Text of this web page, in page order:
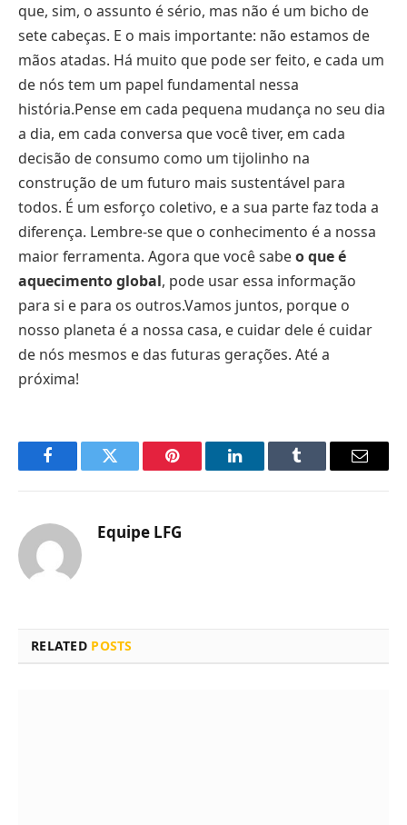
que, sim, o assunto é sério, mas não é um bicho de
sete cabeças. E o mais importante: não estamos de
mãos atadas. Há muito que pode ser feito, e cada um
de nós tem um papel fundamental nessa
história.Pense em cada pequena mudança no seu dia
a dia, em cada conversa que você tiver, em cada
decisão de consumo como um tijolinho na
construção de um futuro mais sustentável para
todos. É um esforço coletivo, e a sua parte faz toda a
diferença. Lembre-se que o conhecimento é a nossa
maior ferramenta. Agora que você sabeo que é
aquecimento global, pode usar essa informação
para si e para os outros.Vamos juntos, porque o
nosso planeta é a nossa casa, e cuidar dele é cuidar
de nós mesmos e das futuras gerações. Até a
próxima!
FacebookTwitter Pinterest LinkedInTumblr Email
Equipe LFG
RELATED POSTS